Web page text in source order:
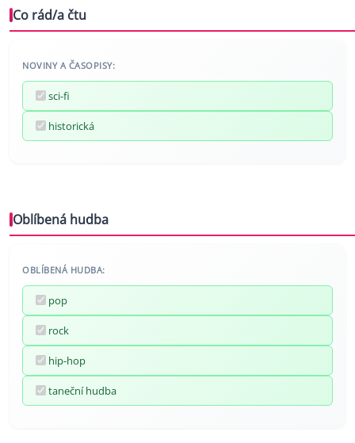
Co rád/a čtu
NOVINY A ČASOPISY:
sci-fi
historická
Oblíbená hudba
OBLÍBENÁ HUDBA:
pop
rock
hip-hop
taneční hudba